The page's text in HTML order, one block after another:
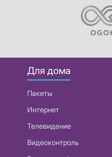
Для дома
Пакеты
Интернет
Телевидение
Видеоконтроль